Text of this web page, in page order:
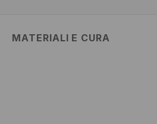
MATERIALI E CURA